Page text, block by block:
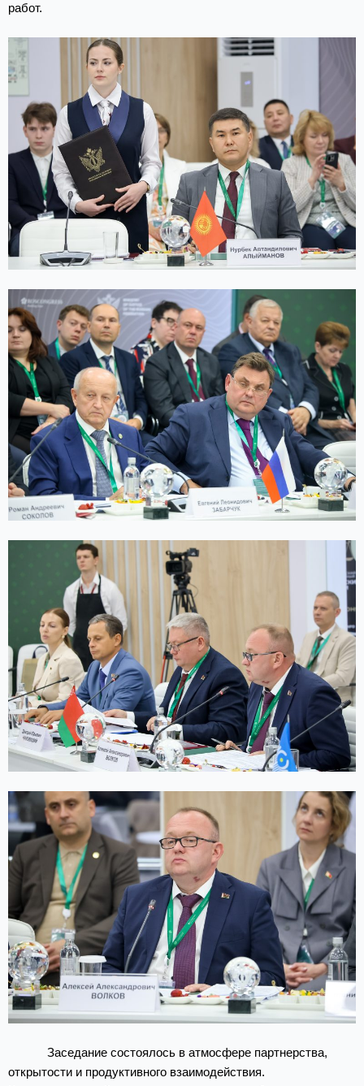
работ.
Заседание состоялось в атмосфере партнерства,
открытости и продуктивного взаимодействия.